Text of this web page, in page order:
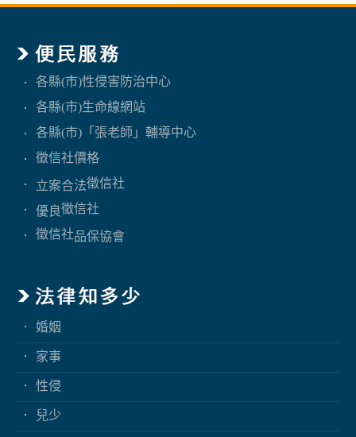
各縣(市)性侵害防治中心
各縣(市)生命線網站
各縣(市)「張老師」輔導中心
徵信社價格
立案合法徵信社
優良徵信社
徵信社品保協會
婚姻
家事
性侵
兒少